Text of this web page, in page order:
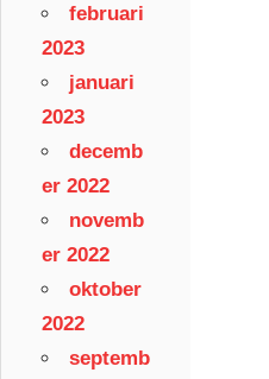
februari
2023
januari
2023
decemb
er 2022
novemb
er 2022
oktober
2022
septemb